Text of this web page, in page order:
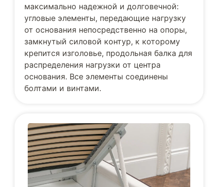
максимально надежной и долговечной:
угловые элементы, передающие нагрузку
от основания непосредственно на опоры,
замкнутый силовой контур, к которому
крепится изголовье, продольная балка для
распределения нагрузки от центра
основания. Все элементы соединены
болтами и винтами.